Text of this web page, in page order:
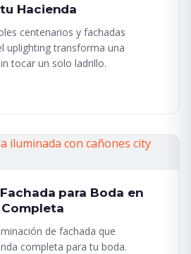
Hacienda
centenarios y fachadas
transforma una
tocar un solo ladrillo.
para Boda en
Completa
de fachada que
completa para tu boda.